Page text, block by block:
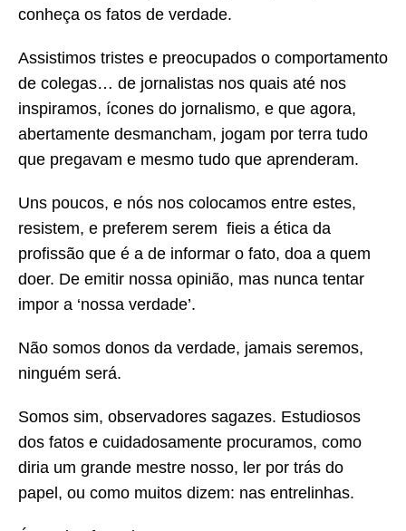
conheça os fatos de verdade.
Assistimos tristes e preocupados o comportamento
de colegas… de jornalistas nos quais até nos
inspiramos, ícones do jornalismo, e que agora,
abertamente desmancham, jogam por terra tudo
que pregavam e mesmo tudo que aprenderam.
Uns poucos, e nós nos colocamos entre estes,
resistem, e preferem serem fieis a ética da
profissão que é a de informar o fato, doa a quem
doer. De emitir nossa opinião, mas nunca tentar
impor a ‘nossa verdade’.
Não somos donos da verdade, jamais seremos,
ninguém será.
Somos sim, observadores sagazes. Estudiosos
dos fatos e cuidadosamente procuramos, como
diria um grande mestre nosso, ler por trás do
papel, ou como muitos dizem: nas entrelinhas.